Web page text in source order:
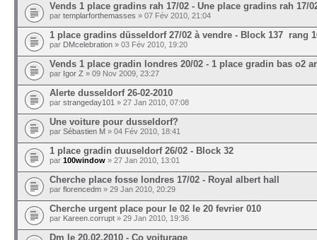
Vends 1 place gradins rah 17/02 - Une place gradins rah 17/
par templarforthemasses » 07 Fév 2010, 21:04
1 place gradins düsseldorf 27/02 à vendre - Block 137 rang
par DMcelebration » 03 Fév 2010, 19:20
Vends 1 place gradin londres 20/02 - 1 place gradin bas o2
par Igor Z » 09 Nov 2009, 23:27
Alerte dusseldorf 26-02-2010
par strangeday101 » 27 Jan 2010, 07:08
Une voiture pour dusseldorf?
par Sébastien M » 04 Fév 2010, 18:41
1 place gradin duuseldorf 26/02 - Block 32
par 100window » 27 Jan 2010, 13:01
Cherche place fosse londres 17/02 - Royal albert hall
par florencedm » 29 Jan 2010, 20:29
Cherche urgent place pour le 02 le 20 fevrier 010
par Kareen.corrupt » 29 Jan 2010, 19:36
Dm le 20.02.2010 - Co voiturage